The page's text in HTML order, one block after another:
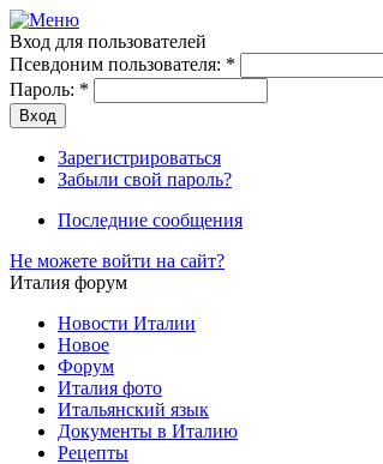
Вход для пользователей
Псевдоним пользователя: *
Пароль: *
Зарегистрироваться
Забыли свой пароль?
Последние сообщения
Не можете войти на сайт?
Италия форум
Новости Италии
Новое
Форум
Италия фото
Итальянский язык
Документы в Италию
Рецепты